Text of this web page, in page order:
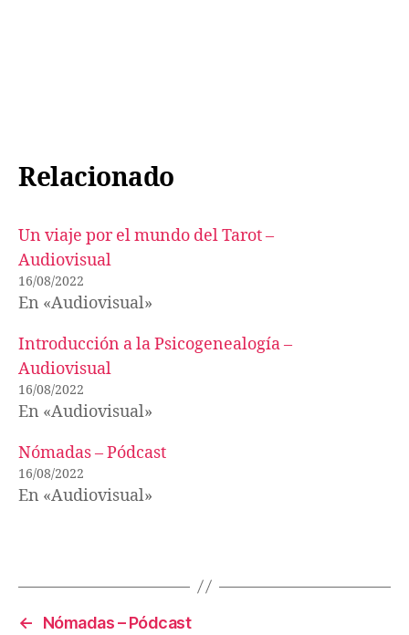
Relacionado
Un viaje por el mundo del Tarot –
Audiovisual
16/08/2022
En «Audiovisual»
Introducción a la Psicogenealogía –
Audiovisual
16/08/2022
En «Audiovisual»
Nómadas – Pódcast
16/08/2022
En «Audiovisual»
← Nómadas – Pódcast